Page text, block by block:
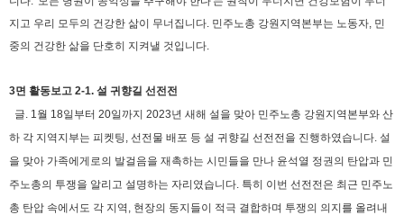
지고 우리 모두의 건강한 삶이 무너집니다. 민주노총 강원지역본부는 노동자, 민
중의 건강한 삶을 단호히 지켜낼 것입니다.
3면 활동보고 2-1. 설 귀향길 선전전
글. 1월 18일부터 20일까지 2023년 새해 설을 맞아 민주노총 강원지역본부와 산
하 각 지역지부는 피켓팅, 선전물 배포 등 설 귀향길 선전전을 진행하였습니다. 설
을 맞아 가족에게로의 발걸음을 재촉하는 시민들을 만나 윤석열 정권의 탄압과 민
주노총의 투쟁을 알리고 설명하는 자리였습니다. 특히 이번 선전전은 최근 민주노
총 탄압 속에서도 각 지역, 현장의 동지들이 적극 결합하며 투쟁의 의지를 올려내